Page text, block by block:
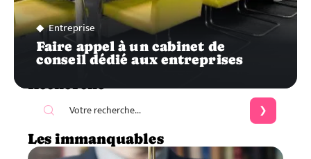
Entreprise
Faire appel à un cabinet de
conseil dédié aux entreprises
Les immanquables